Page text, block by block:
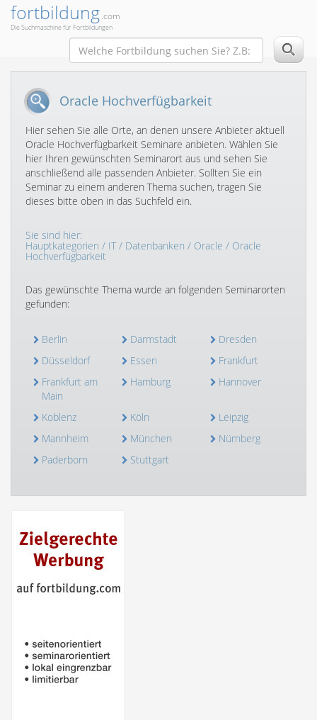
fortbildung.com
Die Suchmaschine für Fortbildungen
Oracle Hochverfügbarkeit
Hier sehen Sie alle Orte, an denen unsere Anbieter aktuell
Oracle Hochverfügbarkeit Seminare anbieten. Wählen Sie
hier Ihren gewünschten Seminarort aus und sehen Sie
anschließend alle passenden Anbieter. Sollten Sie ein
Seminar zu einem anderen Thema suchen, tragen Sie
dieses bitte oben in das Suchfeld ein.
Sie sind hier:
Hauptkategorien / IT/ Datenbanken / Oracle / Oracle
Hochverfügbarkeit
Das gewünschte Thema wurde an folgenden Seminarorten
gefunden:
Berlin Darmstadt
Dresden
Düsseldorf
Essen
Frankfurt
Frankfurt am
Main
Hamburg Hannover
Koblenz Köln
Leipzig
Mannheim
München
Nürnberg
Paderborn
Stuttgart